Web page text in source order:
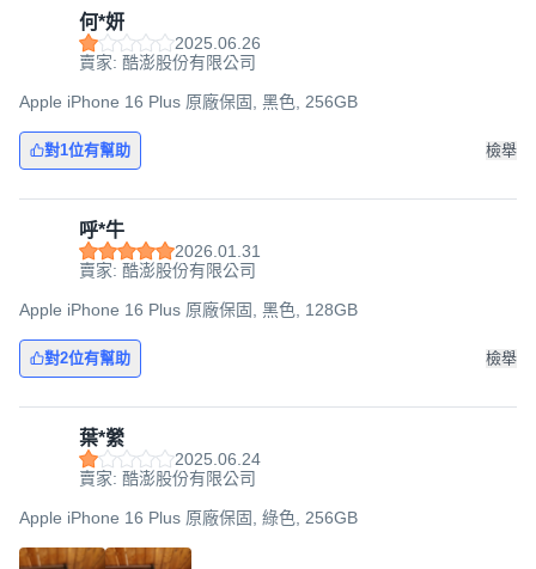
何*妍
2025.06.26
賣家: 酷澎股份有限公司
Apple iPhone 16 Plus 原廠保固, 黑色, 256GB
對1位有幫助 檢舉
呼*牛
2026.01.31
賣家: 酷澎股份有限公司
Apple iPhone 16 Plus 原廠保固, 黑色, 128GB
對2位有幫助 檢舉
葉*縈
2025.06.24
賣家: 酷澎股份有限公司
Apple iPhone 16 Plus 原廠保固, 綠色, 256GB